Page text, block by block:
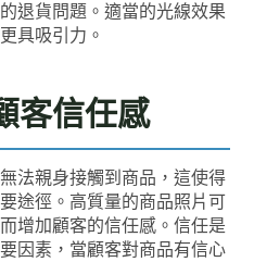
退貨問題。適當的光線效果
具吸引力。
客信任感
法親身接觸到商品，這使得
途徑。高質量的商品照片可
增加顧客的信任感。信任是
因素，當顧客對商品有信心